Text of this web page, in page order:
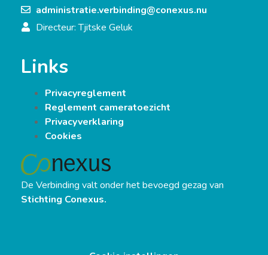
administratie.verbinding@conexus.nu
Directeur: Tjitske Geluk
Links
Privacyreglement
Reglement cameratoezicht
Privacyverklaring
Cookies
De Verbinding valt onder het bevoegd gezag van
Stichting Conexus.